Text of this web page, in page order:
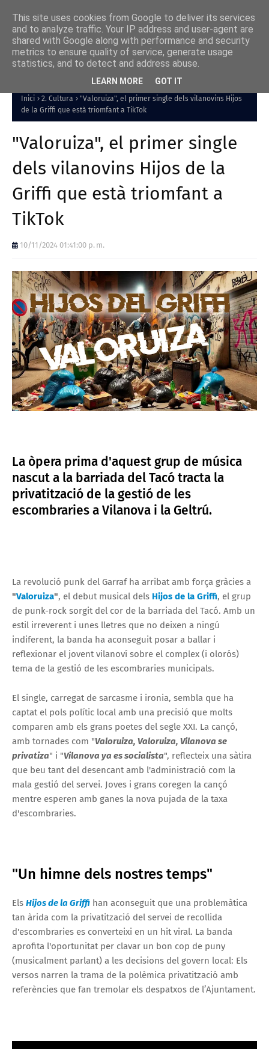
Inici 2. Cultura
"Valoruiza", el primer single dels vilanovins Hijos
de la Griffi que està triomfant a TikTok
"Valoruiza", el primer single
dels vilanovins Hijos de la
Griffi que està triomfant a
TikTok
10/11/2024 01:41:00 p. m.
La òpera prima d'aquest grup de música
nascut a la barriada del Tacó tracta la
privatització de la gestió de les
escombraries a Vilanova i la Geltrú.
La revolució punk del Garraf ha arribat amb força gràcies a
"Valoruiza", el debut musical dels Hijos de la Griffi, el grup
de punk-rock sorgit del cor de la barriada del Tacó. Amb un
estil irreverent i unes lletres que no deixen a ningú
indiferent, la banda ha aconseguit posar a ballar i
reflexionar el jovent vilanoví sobre el complex (i olorós)
tema de la gestió de les escombraries municipals.
El single, carregat de sarcasme i ironia, sembla que ha
captat el pols polític local amb una precisió que molts
comparen amb els grans poetes del segle XXI. La cançó,
amb tornades com "Valoruiza, Valoruiza, Vilanova se
privatiza" i "Vilanova ya es socialista", reflecteix una sàtira
que beu tant del desencant amb l'administració com la
mala gestió del servei. Joves i grans coregen la cançó
mentre esperen amb ganes la nova pujada de la taxa
d'escombraries.
"Un himne dels nostres temps"
Els Hijos de la Griffi han aconseguit que una problemàtica
tan àrida com la privatització del servei de recollida
d'escombraries es converteixi en un hit viral. La banda
aprofita l'oportunitat per clavar un bon cop de puny
(musicalment parlant) a les decisions del govern local: Els
versos narren la trama de la polèmica privatització amb
referències que fan tremolar els despatxos de l’Ajuntament.
This site uses cookies from Google to deliver its services
and to analyze traffic. Your IP address and user-agent are
shared with Google along with performance and security
metrics to ensure quality of service, generate usage
statistics, and to detect and address abuse.
LEARN MORE GOT IT